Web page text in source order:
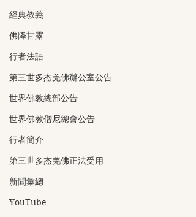
經典教義
佛降甘露
行者法語
第三世多杰羌佛辦公室公告
世界佛教總部公告
世界佛教僧尼總會公告
行者簡介
第三世多杰羌佛正法受用
新聞彙總
YouTube